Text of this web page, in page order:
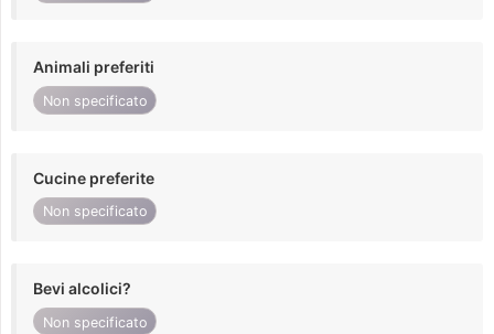
Animali preferiti
Non specificato
Cucine preferite
Non specificato
Bevi alcolici?
Non specificato